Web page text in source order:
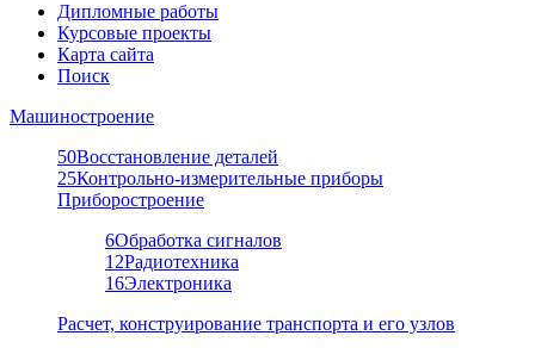
Дипломные работы
Курсовые проекты
Карта сайта
Поиск
Машиностроение
50Восстановление деталей
25Контрольно-измерительные приборы
Приборостроение
6Обработка сигналов
12Радиотехника
16Электроника
Расчет, конструирование транспорта и его узлов